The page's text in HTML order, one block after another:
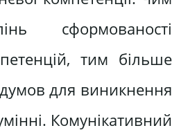
сформованості
тим більше
для виникнення
Комунікативний